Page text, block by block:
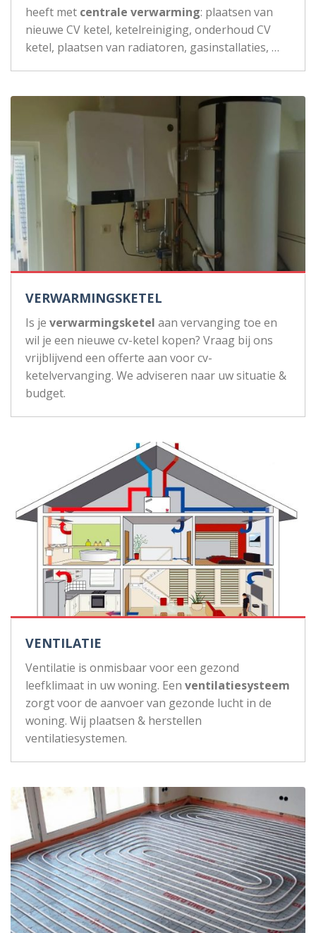
heeft met centrale verwarming: plaatsen van
nieuwe CV ketel, ketelreiniging, onderhoud CV
ketel, plaatsen van radiatoren, gasinstallaties, …
VERWARMINGSKETEL
Is je verwarmingsketel aan vervanging toe en
wil je een nieuwe cv-ketel kopen? Vraag bij ons
vrijblijvend een offerte aan voor cv-
ketelvervanging. We adviseren naar uw situatie &
budget.
VENTILATIE
Ventilatie is onmisbaar voor een gezond
leefklimaat in uw woning. Een ventilatiesysteem
zorgt voor de aanvoer van gezonde lucht in de
woning. Wij plaatsen & herstellen
ventilatiesystemen.